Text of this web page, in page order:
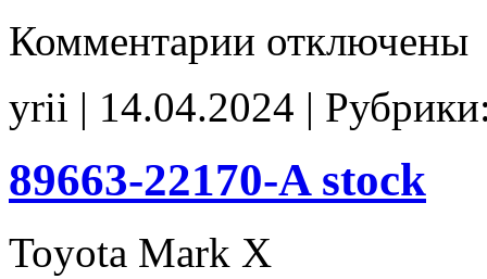
Комментарии записи
A
Stage1
noCHK
отключены
yrii | 14.04.2024 |
89663-22170-A stock
Toyota Mark X